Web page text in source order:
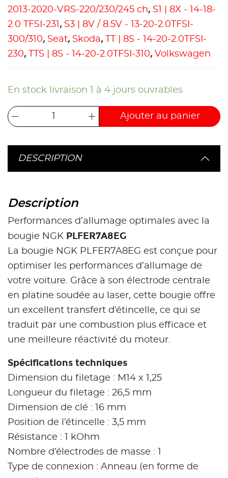
2013-2020-VRS-220/230/245 ch, S1 | 8X - 14-18-
2.0 TFSI-231 , S3 | 8V / 8.5V - 13-20-2.0TFSI-
300/310, Seat, Skoda,
TT | 8S - 14-20-2.0TFSI-
230, TTS | 8S - 14-20-2.0TFSI-310, Volkswagen
En stock livraison 1 à 4 jours ouvrables
Ajouter au panier
DESCRIPTION
Description
Performances d’allumage optimales avec la
bougie NGK PLFER7A8EG
La bougie NGK PLFER7A8EG est conçue pour
optimiser les performances d’allumage de
votre voiture. Grâce à son électrode centrale
en platine soudée au laser, cette bougie offre
un excellent transfert d’étincelle, ce qui se
traduit par une combustion plus efficace et
une meilleure réactivité du moteur.
Spécifications techniques
Dimension du filetage : M14 x 1,25
Longueur du filetage : 26,5 mm
Dimension de clé : 16 mm
Position de l’étincelle : 3,5 mm
Résistance : 1 kOhm
Nombre d’électrodes de masse : 1
Type de connexion : Anneau (en forme de